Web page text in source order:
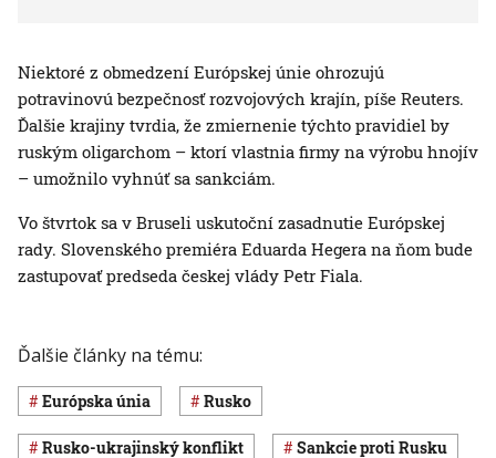
Niektoré z obmedzení Európskej únie ohrozujú
potravinovú bezpečnosť rozvojových krajín, píše Reuters.
Ďalšie krajiny tvrdia, že zmiernenie týchto pravidiel by
ruským oligarchom – ktorí vlastnia firmy na výrobu hnojív
– umožnilo vyhnúť sa sankciám.
Vo štvrtok sa v Bruseli uskutoční zasadnutie Európskej
rady. Slovenského premiéra Eduarda Hegera na ňom bude
zastupovať predseda českej vlády Petr Fiala.
Ďalšie články na tému:
Európska únia Rusko
rusko-ukrajinský konflikt sankcie proti Rusku